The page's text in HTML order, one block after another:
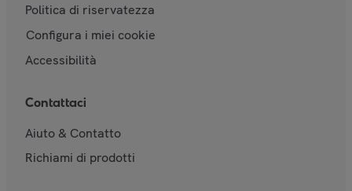
Politica di riservatezza
Configura i miei cookie
Accessibilità
Contattaci
Aiuto & Contatto
Richiami di prodotti